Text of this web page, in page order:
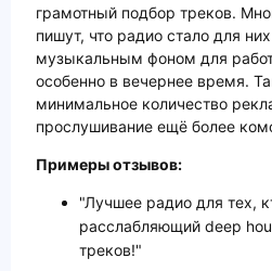
грамотный подбор треков.
пишут, что радио стало для
музыкальным фоном для
особенно в вечернее время.
минимальное количество
прослушивание ещё более
Примеры отзывов:
"Лучшее радио для тех,
расслабляющий deep
треков!"